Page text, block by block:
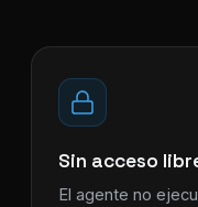
Sin acceso
El agente no